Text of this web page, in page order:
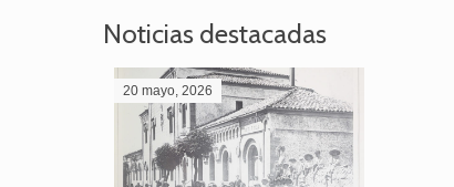
Noticias destacadas
20 mayo, 2026